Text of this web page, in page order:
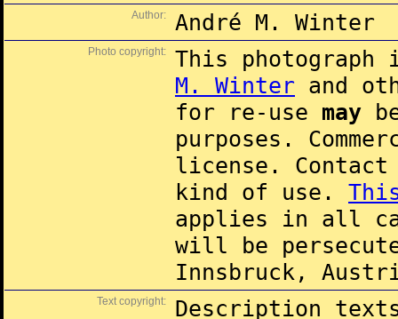
Author: André M. Winter
Photo copyright:
This
M. Winter and
for re-use may
purposes.
license.
kind of use.
applies in all
will be
Innsbruck,
Text copyright:
Description